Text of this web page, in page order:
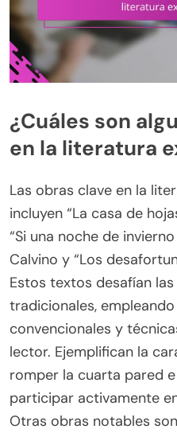
¿Cuáles son
en la literatura
Las obras clave en la
incluyen “La casa de
“Si una noche de
Calvino y “Los
Estos textos desafían
tradicionales,
convencionales y
lector. Ejemplifican la
romper la cuarta pared
participar activamente
Otras obras notables